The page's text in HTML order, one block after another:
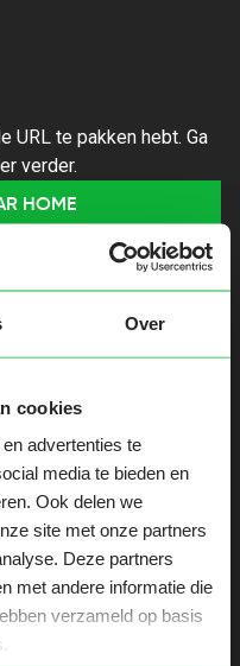
Over
cookies
advertenties te
media te bieden en
Ook delen we
site met onze partners
Deze partners
met andere informatie die
verzameld op basis
URL te pakken hebt. Ga
verder.
HOME